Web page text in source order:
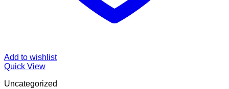
Add to wishlist
Quick View
Uncategorized